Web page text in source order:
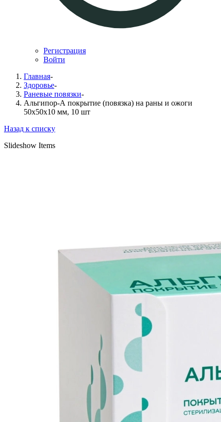
Регистрация
Войти
Главная-
Здоровье-
Раневые повязки-
Альгипор-А покрытие (повязка) на раны и ожоги
50х50х10 мм, 10 шт
Назад к списку
Slideshow Items